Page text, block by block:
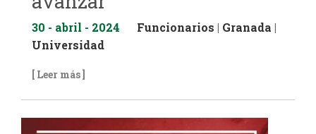
30 - abril - 2024 Funcionarios | Granada |
Universidad
[ Leer más ]